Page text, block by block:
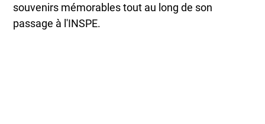
souvenirs mémorables tout au long de son
passage à l'INSPE.